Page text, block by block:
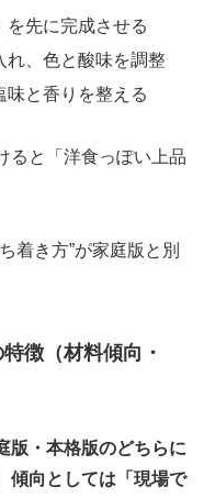
を先に完成させる
れ、色と酸味を調整
味と香りを整える
ると「洋食っぽい上品
着き方”が家庭版と別
徴（材料傾向・
版・本格版のどちらに
傾向としては「現場で